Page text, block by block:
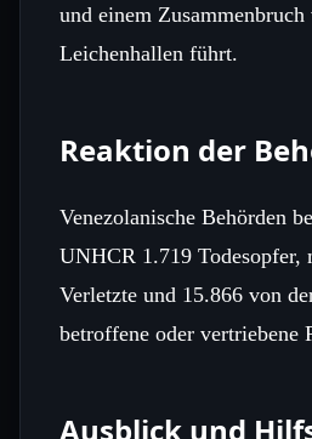
und einem Zusammenbruch
Leichenhallen führt.
Reaktion der
Venezolanische Behörden
UNHCR 1.719 Todesopfer,
Verletzte und 15.866 von
betroffene oder vertriebene
Ausblick und